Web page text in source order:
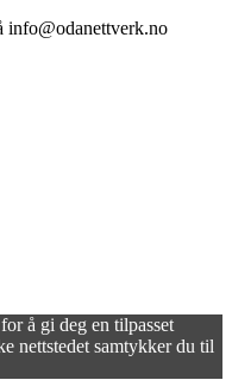
info@odanettverk.no
å gi deg en tilpasset
nettstedet samtykker du til